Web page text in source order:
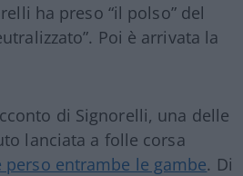
ha preso “il polso” del
Poi è arrivata la
di Signorelli, una delle
lanciata a folle corsa
perso entrambe le gambe. Di